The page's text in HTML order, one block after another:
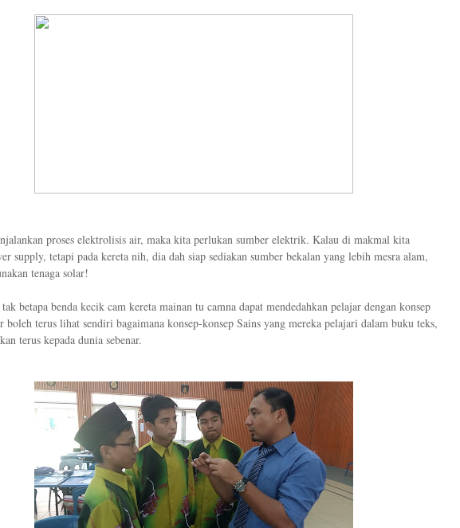
proses elektrolisis air, maka kita perlukan sumber elektrik. Kalau di makmal kita
supply, tetapi pada kereta nih, dia dah siap sediakan sumber bekalan yang lebih mesra alam,
tenaga solar!
betapa benda kecik cam kereta mainan tu camna dapat mendedahkan pelajar dengan konsep
boleh terus lihat sendiri bagaimana konsep-konsep Sains yang mereka pelajari dalam buku teks,
terus kepada dunia sebenar.